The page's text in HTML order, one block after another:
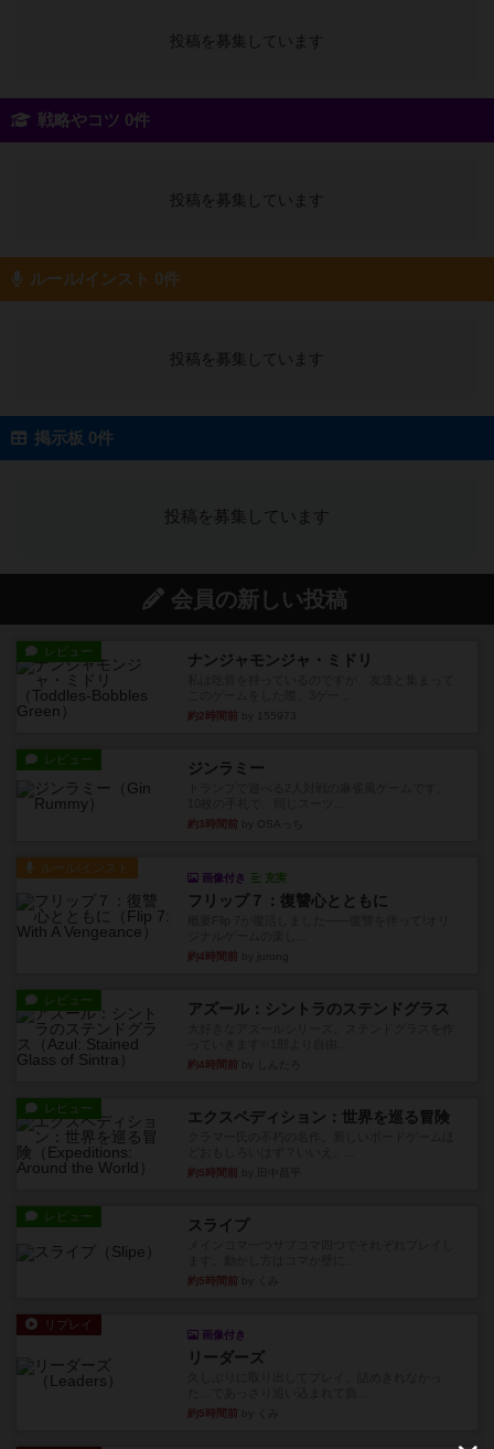
投稿を募集しています
戦略やコツ 0件
投稿を募集しています
ルール/インスト 0件
投稿を募集しています
掲示板 0件
投稿を募集しています
会員の新しい投稿
レビュー ナンジャモンジャ・ミドリ
約2時間前
レビュー ジンラミー
約3時間前
ルール/インスト
画像付き 充実
フリップ７：復讐心とともに
約4時間前
レビュー アズール：シントラのステンドグラス
約4時間前
レビュー エクスペディション：世界を巡る冒険
約5時間前
レビュー スライプ
約5時間前
リプレイ
画像付き
リーダーズ
約5時間前